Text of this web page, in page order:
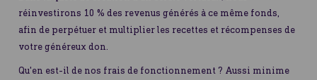
réinvestirons 10 % des revenus générés à ce même fonds,
afin de perpétuer et multiplier les recettes et récompenses de
votre généreux don.
Qu'en est-il de nos frais de fonctionnement ? Aussi minime